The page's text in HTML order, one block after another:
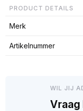
PRODUCT DETAILS
Merk
Artikelnummer
WIL JIJ
Vraag